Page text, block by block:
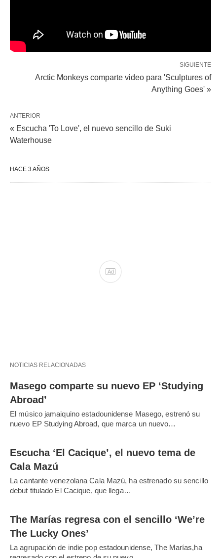
SIGUIENTE
Arctic Monkeys comparte video para 'Sculptures of
Anything Goes' »
ANTERIOR
« Escucha 'To Love', el nuevo sencillo de Suki
Waterhouse
HACE 3 AÑOS
NOTICIAS RELACIONADAS
Masego comparte su nuevo EP ‘Studying
Abroad’
El músico jamaiquino estadounidense Masego, estrenó su
nuevo EP Studying Abroad, que marca un nuevo…
Escucha ‘El Cacique’, el nuevo tema de
Cala Mazú
La cantante venezolana Cala Mazú, ha estrenado su sencillo
debut titulado El Cacique, que llega…
The Marías regresa con el sencillo ‘We’re
The Lucky Ones’
La agrupación de indie pop estadounidense, The Marías,ha